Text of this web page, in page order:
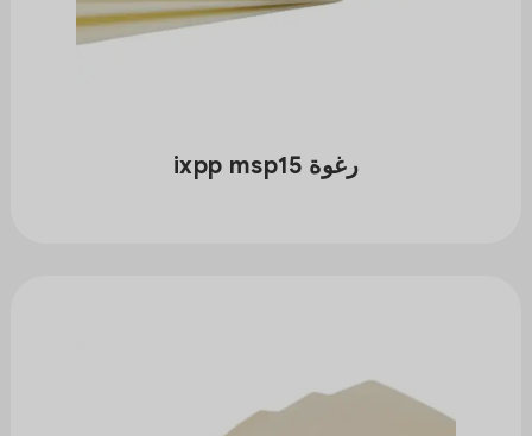
رغوة ixpp msp15